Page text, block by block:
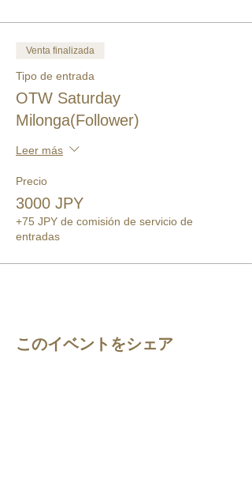
Venta finalizada
Tipo de entrada
OTW Saturday
Milonga(Follower)
Leer más
Precio
3000 JPY
+75 JPY de comisión de servicio de
entradas
このイベントをシェア